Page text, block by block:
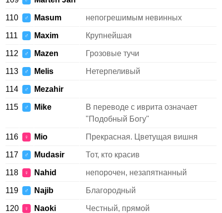
110 ♂ Masum непогрешимым невинных
111 ♂ Maxim Крупнейшая
112 ♂ Mazen Грозовые тучи
113 ♂ Melis Нетерпеливый
114 ♂ Mezahir
115 ♂ Mike
В переводе с иврита означает
"Подобный Богу"
116 ♀ Mio Прекрасная. Цветущая вишня
117 ♂ Mudasir Тот, кто красив
118 ♀ Nahid непорочен, незапятнанный
119 ♂ Najib Благородный
120 ♀ Naoki Честный, прямой